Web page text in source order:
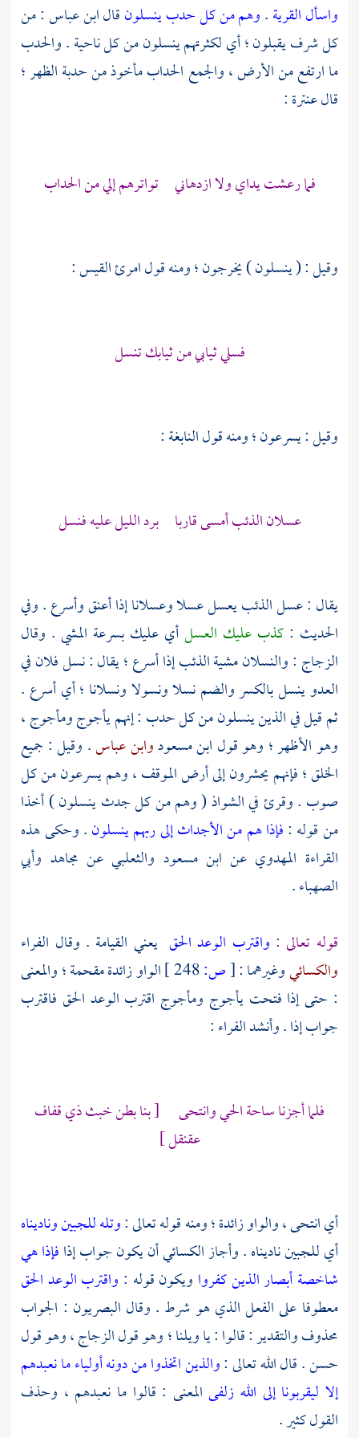
واسأل القرية.وهم من كل حدب ينسلونقالابن عباس: من
كل شرف يقبلون ؛ أي لكثرتهم ينسلون من كل ناحية . والحدب
ما ارتفع من الأرض ، والجمع الحداب مأخوذ من حدبة الظهر ؛
قالعنترة:
فما رعشت يداي ولا ازدهاني تواترهم إلي من الحداب
وقيل : ( ينسلون ) يخرجون ؛ ومنه قولامرئ القيس:
فسلي ثيابي من ثيابك تنسل
وقيل : يسرعون ؛ ومنه قولالنابغة:
عسلان الذئب أمسى قاربا برد الليل عليه فنسل
يقال : عسل الذئب يعسل عسلا وعسلانا إذا أعنق وأسرع . وفي
الحديث :كذب عليك العسلأي عليك بسرعة المشي . وقال
الزجاج : والنسلان مشية الذئب إذا أسرع ؛ يقال : نسل فلان في
العدو ينسل بالكسر والضم نسلا ونسولا ونسلانا ؛ أي أسرع .
ثم قيل في الذين ينسلون من كل حدب : إنهميأجوجومأجوج ،
وهو الأظهر ؛ وهو قول ابن مسعودوابن عباس. وقيل : جميع
الخلق ؛ فإنهم يحشرون إلى أرض الموقف ، وهم يسرعون من كل
صوب . وقرئ في الشواذ ( وهم من كل جدث ينسلون ) أخذا
من قوله :فإذا هم من الأجداث إلى ربهم ينسلون. وحكى هذه
القراءة المهدوي عن ابن مسعود والثعلبيعن مجاهد وأبي
الصهباء.
قوله تعالى : واقترب الوعد الحق يعني القيامة . وقال الفراء
والكسائيوغيرهما :[ص:
الواو زائدة مقحمة ؛ والمعنى
: حتى إذا فتحتيأجوج ومأجوج اقترب الوعد الحق فاقترب
جواب إذا . وأنشدالفراء:
فلما أجزنا ساحة الحي وانتحى [ بنا بطن خبث ذي قفاف
عقنقل ]
أي انتحى ، والواو زائدة ؛ ومنه قوله تعالى :وتله للجبين وناديناه
أي للجبين ناديناه . وأجازالكسائيأن يكون جواب إذافإذا هي
شاخصة أبصار الذين كفروا ويكون قوله : واقترب الوعد الحق
معطوفا على الفعل الذي هو شرط . وقال البصريون : الجواب
محذوف والتقدير : قالوا : يا ويلنا ؛ وهو قولالزجاج ،وهو قول
حسن . قال الله تعالى :والذين اتخذوا من دونه أولياء ما نعبدهم
إلا ليقربونا إلى الله زلفى المعنى : قالوا ما نعبدهم ، وحذف
القول كثير .